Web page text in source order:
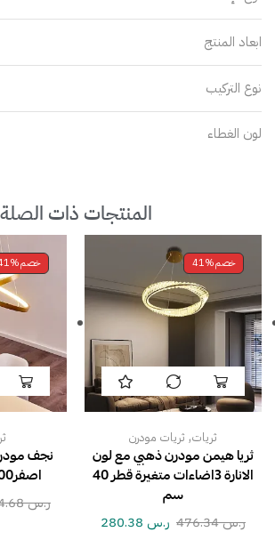
ابعاد المنتج
نوع التركيب
لون الغطاء
المنتجات ذات الصلة
خصم41%
ثريات, ثريات مودرن
ثريا هيمن مودرن ذهبي مع لون
الانارة 3اضاءات متغيرة قطر 40
سم
ر.س476.34 ر.س
خصم
نجف
اصفر400×600 42 وات
ر.س364.68